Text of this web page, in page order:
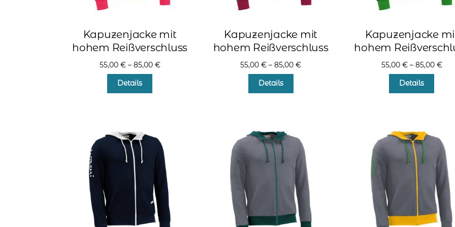
Kapuzenjacke mit
hohem Reißverschluss
55,00 €– 85,00 €
Details
Die
Optionen
können
der
Produktseite
gewählt
werden
Kapuzenjacke mit
hohem Reißverschluss
55,00€ –85,00€
Details
Die
Optionen
können
der
Produktseite
gewählt
werden
Kapuzenjacke
hohem
55,00 €– 85,00 €
Details
Die
der